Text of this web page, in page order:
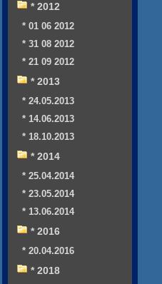
* 2012
* 01 06 2012
* 31 08 2012
* 21 09 2012
* 2013
* 24.05.2013
* 14.06.2013
* 18.10.2013
* 2014
* 25.04.2014
* 23.05.2014
* 13.06.2014
* 2016
* 20.04.2016
* 2018